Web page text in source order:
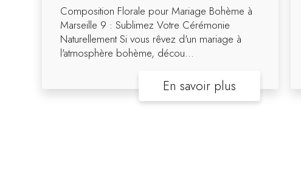
Composition Florale pour Mariage Bohème à
Marseille 9 : Sublimez Votre Cérémonie
Naturellement Si vous rêvez d'un mariage à
l'atmosphère bohème, décou...
En savoir plus